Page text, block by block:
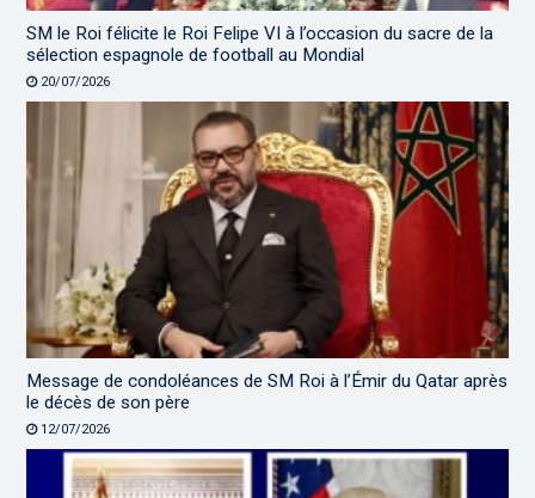
SM le Roi félicite le Roi Felipe VI à l’occasion du sacre de la
sélection espagnole de football au Mondial
20/07/2026
Message de condoléances de SM Roi à l’Émir du Qatar après
le décès de son père
12/07/2026